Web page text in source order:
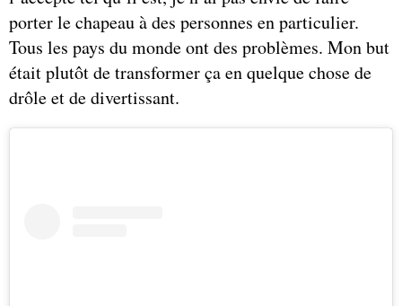
porter le chapeau à des personnes en particulier.
Tous les pays du monde ont des problèmes. Mon but
était plutôt de transformer ça en quelque chose de
drôle et de divertissant.